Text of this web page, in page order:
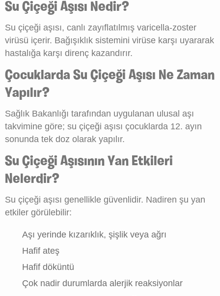
Su Çiçeği Aşısı Nedir?
Su çiçeği aşısı, canlı zayıflatılmış varicella-zoster
virüsü içerir. Bağışıklık sistemini virüse karşı uyararak
hastalığa karşı direnç kazandırır.
Çocuklarda Su Çiçeği Aşısı Ne Zaman
Yapılır?
Sağlık Bakanlığı tarafından uygulanan ulusal aşı
takvimine göre; su çiçeği aşısı çocuklarda 12. ayın
sonunda tek doz olarak yapılır.
Su Çiçeği Aşısının Yan Etkileri
Nelerdir?
Su çiçeği aşısı genellikle güvenlidir. Nadiren şu yan
etkiler görülebilir:
Aşı yerinde kızarıklık, şişlik veya ağrı
Hafif ateş
Hafif döküntü
Çok nadir durumlarda alerjik reaksiyonlar